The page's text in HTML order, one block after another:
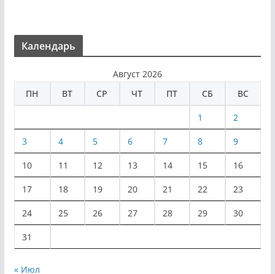
Календарь
Август 2026
ПН
ВТ СР ЧТ ПТ СБ ВС
1 2
3 4 5 6 7 8 9
10 11 12 13 14 15 16
17 18 19 20 21 22 23
24 25 26 27 28 29 30
31
« Июл